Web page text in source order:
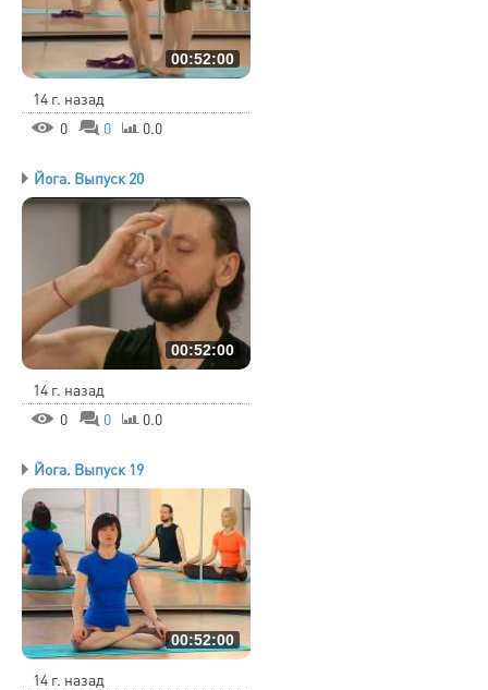
00:52:00
14 г. назад
0
0 0.0
Йога. Выпуск 20
00:52:00
14 г. назад
0
0 0.0
Йога. Выпуск 19
00:52:00
14 г. назад